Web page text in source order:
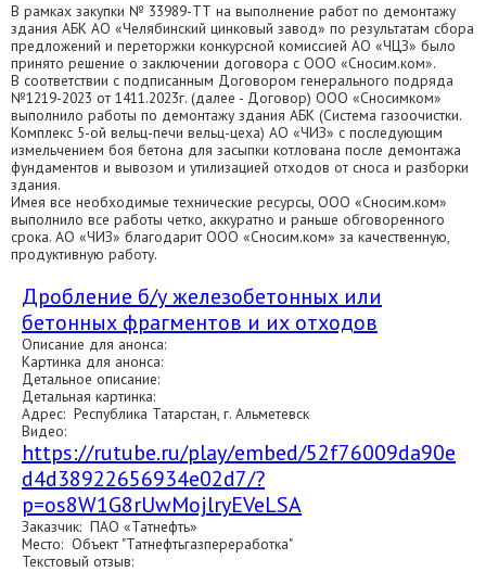
В рамках закупки № 33989-ТТ на выполнение работ по демонтажу
здания АБК АО «Челябинский цинковый завод» по результатам сбора
предложений и переторжки конкурсной комиссией АО «ЧЦЗ» было
принято решение о заключении договора с ООО «Сносим.ком».
В соответствии с подписанным Договором генерального подряда
№1219-2023 от 1411.2023г. (далее - Договор) ООО «Сносимком»
выполнило работы по демонтажу здания АБК (Система газоочистки.
Комплекс 5-ой вельц-печи вельц-цеха) АО «ЧИЗ» с последующим
измельчением боя бетона для засыпки котлована после демонтажа
фундаментов и вывозом и утилизацией отходов от сноса и разборки
здания.
Имея все необходимые технические ресурсы, ООО «Сносим.ком»
выполнило все работы четко, аккуратно и раньше обговоренного
срока. АО «ЧИЗ» благодарит ООО «Сносим.ком» за качественную,
продуктивную работу.
Дробление б/у железобетонных или
бетонных фрагментов и их отходов
Описание для анонса:
Картинка для анонса:
Детальное описание:
Детальная картинка:
Адрес: Республика Татарстан, г. Альметевск
Видео:
https://rutube.ru/play/embed/52f76009da90e
d4d38922656934e02d7/?
p=os8W1G8rUwMojlryEVeLSA
Заказчик: ПАО «Татнефть»
Место: Объект "Татнефтьгазпереработка"
Текстовый отзыв: